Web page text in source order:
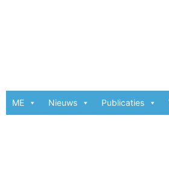
ME Nieuws Publicaties